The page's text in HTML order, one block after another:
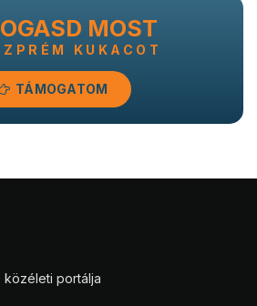
MOST
KUKACOT
TÁMOGATOM
közéleti portálja